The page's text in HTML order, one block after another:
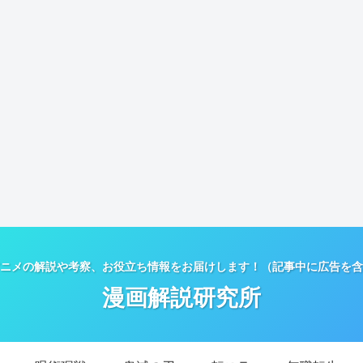
メの解説や考察、お役立ち情報をお届けします！（記事中に広告を
漫画解説研究所